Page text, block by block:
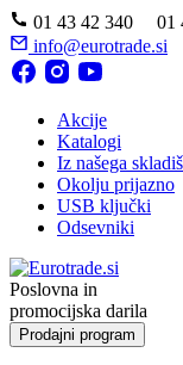
01 43 42 340 01
info@eurotrade.si
Akcije
Katalogi
Iz našega
Okolju prijazno
USB ključki
Odsevniki
Poslovna in
promocijska darila
Prodajni program